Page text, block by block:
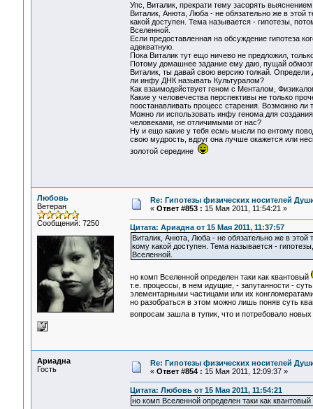
Упс, Виталик, прекрати тему засорять
Виталик, Анюта, Люба - не обязательно же в
какой доступен. Тема называется - гипотезы,
Вселенной.
Если предоставленная на обсуждение гипотеза
адекватную.
Пока Виталик тут ещо ничево не предложил,
Потому домашнее задание ему даю, пущай
Виталик, ты давай свою версию толкай.
ли инфу ДНК называть Культуралом?
Как взаимодействует геном с Менталом,
Какие у человечества перспективы не только
поостанавливать процесс старения. Возможно ли
Можно ли использовать инфу генома для
человеками, не отличимыми от нас?
Ну и ещо какие у тебя есмь мысли по ентому
свою мудрость, вдруг она лучше окажется или
золотой середине
Любовь
Ветеран
Сообщений: 7250
Re: Гипотезы физических носителей
« Ответ #853 : 15 Мая 2011, 11:54:21 »
Цитата: Ариадна от 15 Мая 2011, 11:37:57
Виталик, Анюта, Люба - не обязательно же в
кому какой доступен. Тема называется -
Вселенной.
но комп Вселенной определен таки как квантовый
т.е. процессы, в нем идущие, - запутанности -
элементарными частицами или их
но разобраться в этом можно лишь поняв суть
вопросам зашла в тупик, что и потребовало
Ариадна
Гость
Re: Гипотезы физических носителей
« Ответ #854 : 15 Мая 2011, 12:09:37 »
Цитата: Любовь от 15 Мая 2011, 11:54:21
но комп Вселенной определен таки как квантовый